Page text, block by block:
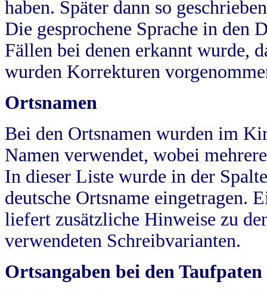
haben. Später dann so
Die gesprochene Sprache in
Fällen bei denen erkannt wurde,
wurden Korrekturen
Ortsnamen
Bei den Ortsnamen wurden im
Namen verwendet, wobei
In dieser Liste wurde in der
deutsche Ortsname eingetragen.
liefert zusätzliche Hinweise zu
verwendeten Schreibvarianten.
Ortsangaben bei den Taufpaten